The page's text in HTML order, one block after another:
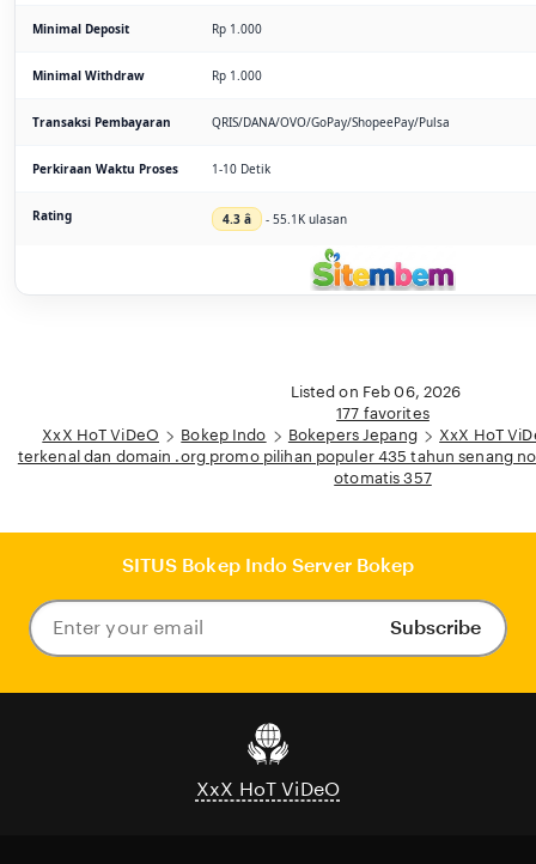
Minimal Deposit Rp 1.000
Minimal Withdraw Rp 1.000
Transaksi Pembayaran QRIS/DANA/OVO/GoPay/ShopeePay/Pulsa
Perkiraan Waktu Proses 1-10 Detik
Rating 4.3 â­ - 55.1K ulasan
Listed on Feb 06, 2026
177 favorites
XxX HoT ViDeO
Bokep Indo Bokepers Jepang
XxX HoT
terkenal dan domain .org promo pilihan populer 435 tahun senang
otomatis 357
SITUS Bokep Indo Server Bokep
Enter
your
Subscribe
XxX HoT ViDeO